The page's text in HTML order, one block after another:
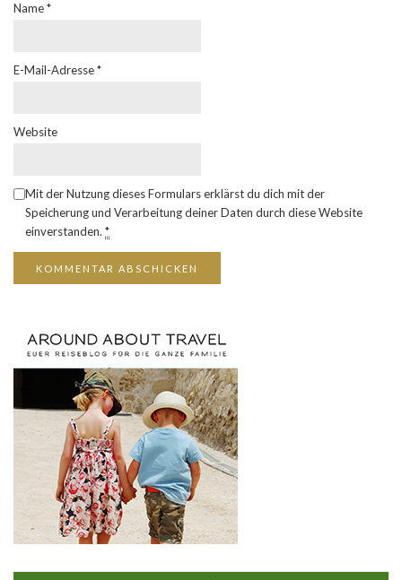
Name*
E-Mail-Adresse*
Website
Mit der Nutzung dieses Formulars erklärst du dich mit der
Speicherung und Verarbeitung deiner Daten durch diese Website
einverstanden. *